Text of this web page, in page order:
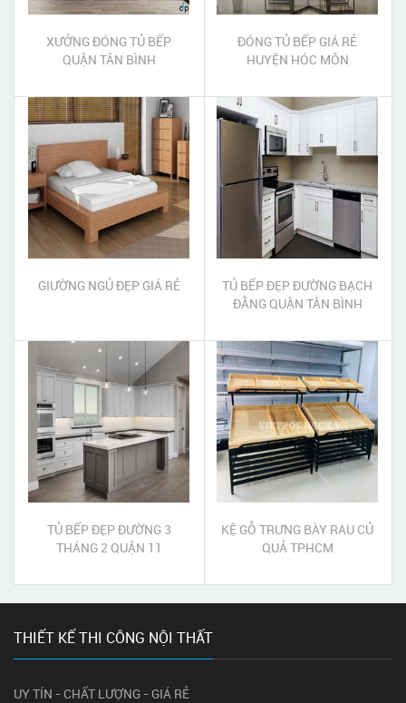
XƯỞNG ĐÓNG TỦ BẾP
QUẬN TÂN BÌNH
ĐÓNG TỦ BẾP GIÁ RẺ
HUYỆN HÓC MÔN
GIƯỜNG NGỦ ĐẸP GIÁ RẺ
TỦ BẾP ĐẸP ĐƯỜNG BẠCH
ĐẰNG QUẬN TÂN BÌNH
TỦ BẾP ĐẸP ĐƯỜNG 3
THÁNG 2 QUẬN 11
KỆ GỖ TRƯNG BÀY RAU CỦ
QUẢ TPHCM
THIẾT KẾ THI CÔNG NỘI THẤT
UY TÍN - CHẤT LƯỢNG - GIÁ RẺ